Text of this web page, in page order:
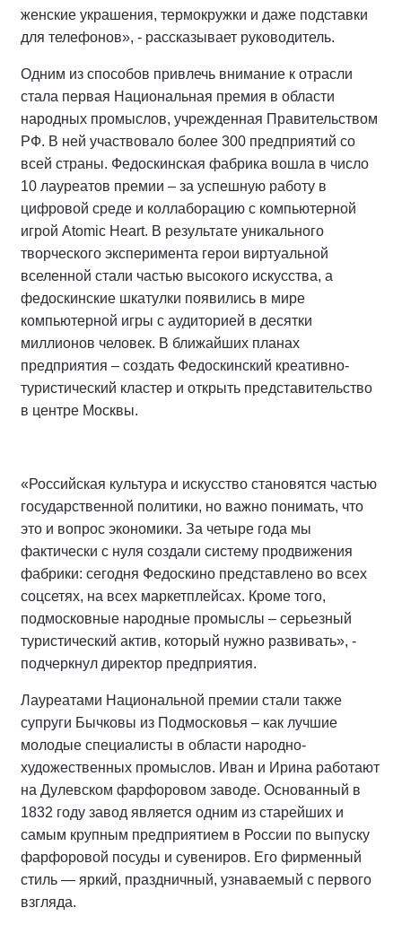
женские украшения, термокружки и даже подставки
для телефонов», - рассказывает руководитель.
Одним из способов привлечь внимание к отрасли
стала первая Национальная премия в области
народных промыслов, учрежденная Правительством
РФ. В ней участвовало более 300 предприятий со
всей страны. Федоскинская фабрика вошла в число
10 лауреатов премии – за успешную работу в
цифровой среде и коллаборацию с компьютерной
игрой Atomic Heart. В результате уникального
творческого эксперимента герои виртуальной
вселенной стали частью высокого искусства, а
федоскинские шкатулки появились в мире
компьютерной игры с аудиторией в десятки
миллионов человек. В ближайших планах
предприятия – создать Федоскинский креативно-
туристический кластер и открыть представительство
в центре Москвы.
«Российская культура и искусство становятся частью
государственной политики, но важно понимать, что
это и вопрос экономики. За четыре года мы
фактически с нуля создали систему продвижения
фабрики: сегодня Федоскино представлено во всех
соцсетях, на всех маркетплейсах. Кроме того,
подмосковные народные промыслы – серьезный
туристический актив, который нужно развивать», -
подчеркнул директор предприятия.
Лауреатами Национальной премии стали также
супруги Бычковы из Подмосковья – как лучшие
молодые специалисты в области народно-
художественных промыслов. Иван и Ирина работают
на Дулевском фарфоровом заводе. Основанный в
1832 году завод является одним из старейших и
самым крупным предприятием в России по выпуску
фарфоровой посуды и сувениров. Его фирменный
стиль — яркий, праздничный, узнаваемый с первого
взгляда.